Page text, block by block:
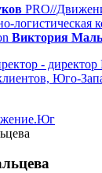
PRO//
логистическая
Виктория
-
Юго-